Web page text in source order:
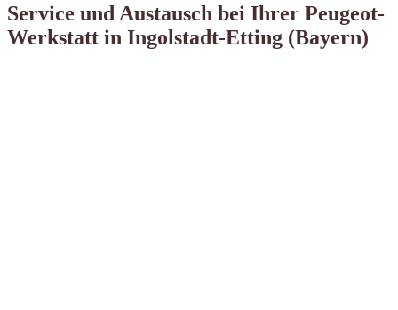
Service und Austausch bei Ihrer Peugeot-
Werkstatt in Ingolstadt-Etting (Bayern)